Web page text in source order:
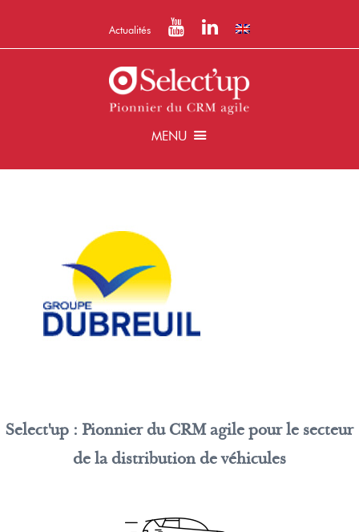
Actualités
MENU
Select'up : Pionnier du CRM agile pour le secteur
de la distribution de véhicules